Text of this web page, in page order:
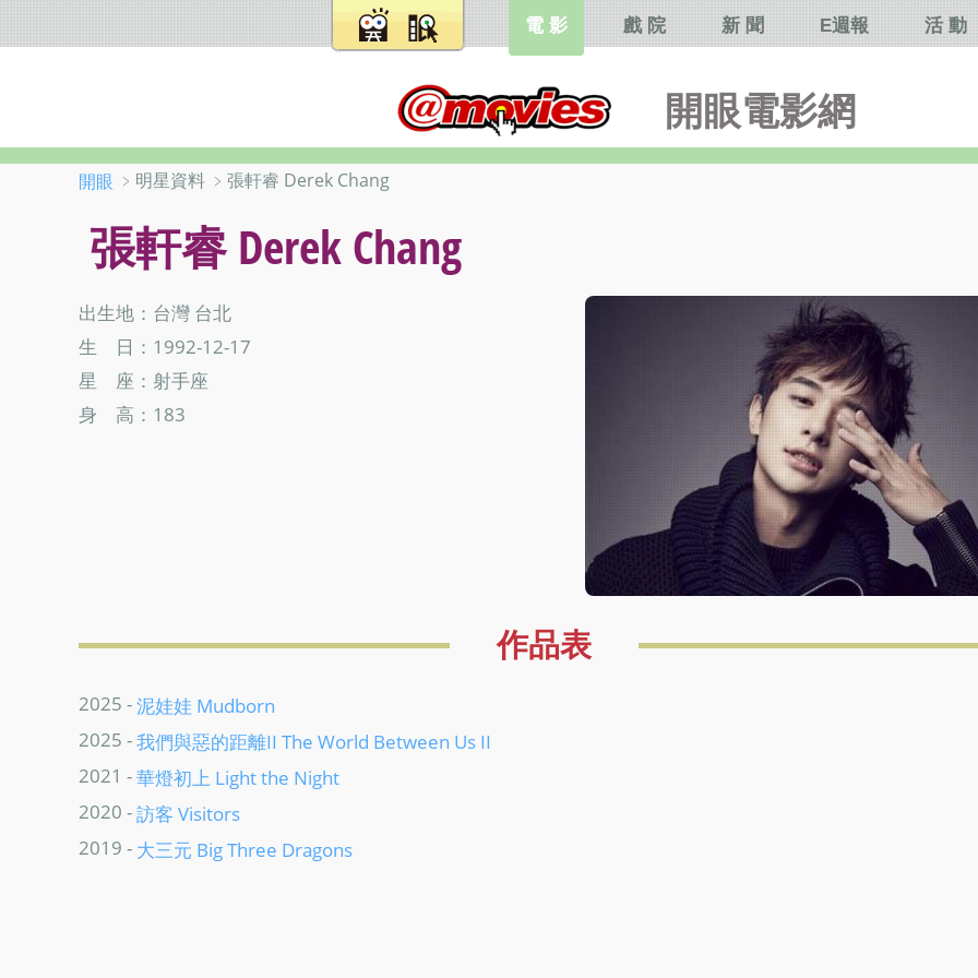
開眼電影網
電 影 戲 院 新 聞 E週報 活 動
開眼 ﹥明星資料 ﹥張軒睿 Derek Chang
張軒睿 Derek Chang
出生地：台灣 台北
生 日：1992-12-17
星 座：射手座
身 高：183
作品表
2025 -泥娃娃 Mudborn
2025 -我們與惡的距離II The World Between Us II
2021 -華燈初上 Light the Night
2020 -訪客 Visitors
2019 - 大三元 Big Three Dragons